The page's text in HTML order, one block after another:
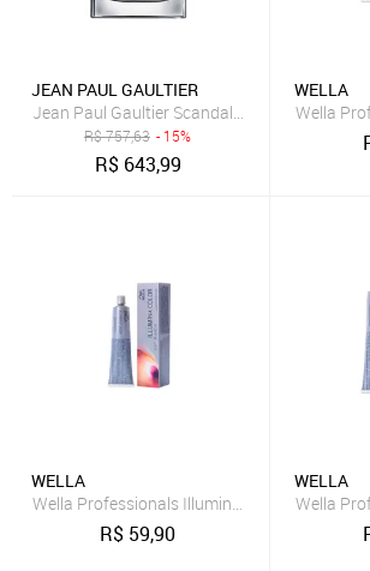
JEAN PAUL GAULTIER
R$757,63 - 15%
R$ 643,99
WELLA
Wella
WELLA
Wella Professionals Illumina Color 7.81
R$ 59,90
WELLA
Wella